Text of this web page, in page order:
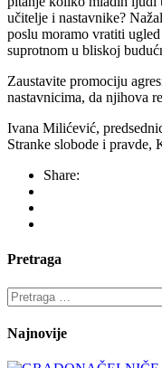
učitelje i nastavnike?
poslu moramo vratiti
suprotnom u bliskoj
Zaustavite promociju
nastavnicima, da njihova
Ivana Milićević,
Stranke slobode i pravde,
Share:
Pretraga
Najnovije